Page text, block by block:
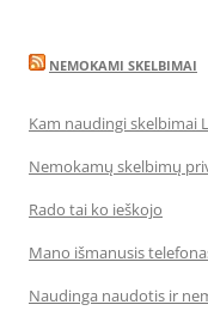
NEMOKAMI SKELBIMAI
Kam naudingi skelbimai
Nemokamų skelbimų
Rado tai ko ieškojo
Mano išmanusis
Naudinga naudotis ir